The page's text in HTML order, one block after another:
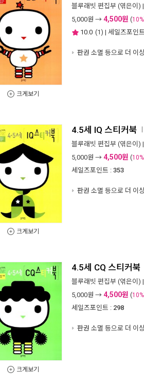
크게보기
블루래빗 편집부 (엮은이) |
5,000원 → 4,500원 (10%
10.0 (1) | 세일즈포인
판권 소멸 등으로 더 이
크게보기
4.5세 IQ 스티커북
블루래빗 편집부 (엮은이) |
5,000원 → 4,500원 (10%
세일즈포인트 : 353
판권 소멸 등으로 더 이
크게보기
4.5세 CQ 스티커북
블루래빗 편집부 (엮은이) |
5,000원 → 4,500원 (10%
세일즈포인트 : 298
판권 소멸 등으로 더 이